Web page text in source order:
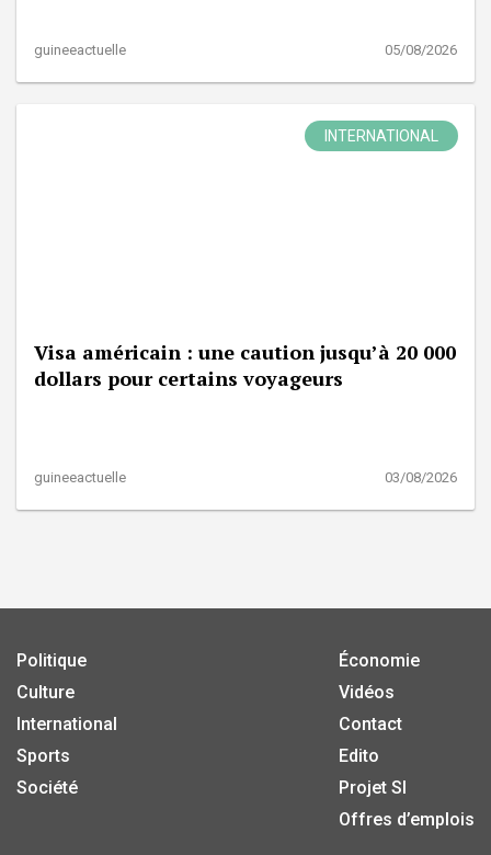
guineeactuelle 05/08/2026
INTERNATIONAL
Visa américain : une caution jusqu’à 20 000
dollars pour certains voyageurs
guineeactuelle 03/08/2026
Politique
Culture
International
Sports
Société
Économie
Vidéos
Contact
Edito
Projet SI
Offres d’emplois